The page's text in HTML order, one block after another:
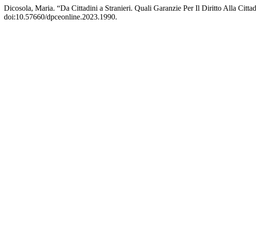
Dicosola, Maria. “Da Cittadini a Stranieri. Quali Garanzie Per Il Diritto Alla
doi:10.57660/dpceonline.2023.1990.